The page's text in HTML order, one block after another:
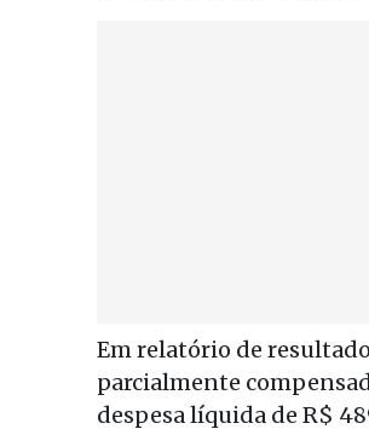
Em relatório de
parcialmente
despesa líquida de R$